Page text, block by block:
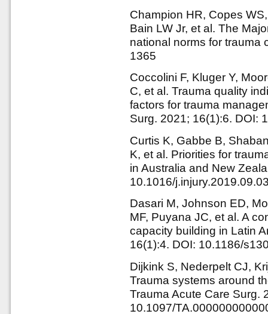
Champion HR, Copes
Bain LW Jr, et al. The
national norms for trauma
1365
Coccolini F, Kluger Y,
C, et al. Trauma quality
factors for trauma
Surg. 2021; 16(1):6. DOI:
Curtis K, Gabbe B,
K, et al. Priorities for
in Australia and New
10.1016/
Dasari M, Johnson ED,
MF, Puyana JC, et al. A
capacity building in Latin
16(1):4. DOI: 10.1186/
Dijkink S, Nederpelt CJ,
Trauma systems around
Trauma Acute Care Surg.
10.1097/